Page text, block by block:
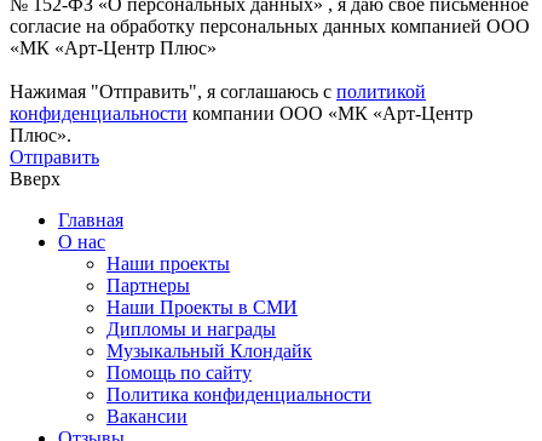
№ 152-ФЗ «О персональных данных» , я даю свое письменное
согласие на обработку персональных данных компанией ООО
«МК «Арт-Центр Плюс»
Нажимая "Отправить", я соглашаюсь с политикой
конфиденциальности компании ООО «МК «Арт-Центр
Плюс».
Отправить
Вверх
Главная
О нас
Наши проекты
Партнеры
Наши Проекты в СМИ
Дипломы и награды
Музыкальный Клондайк
Помощь по сайту
Политика конфиденциальности
Вакансии